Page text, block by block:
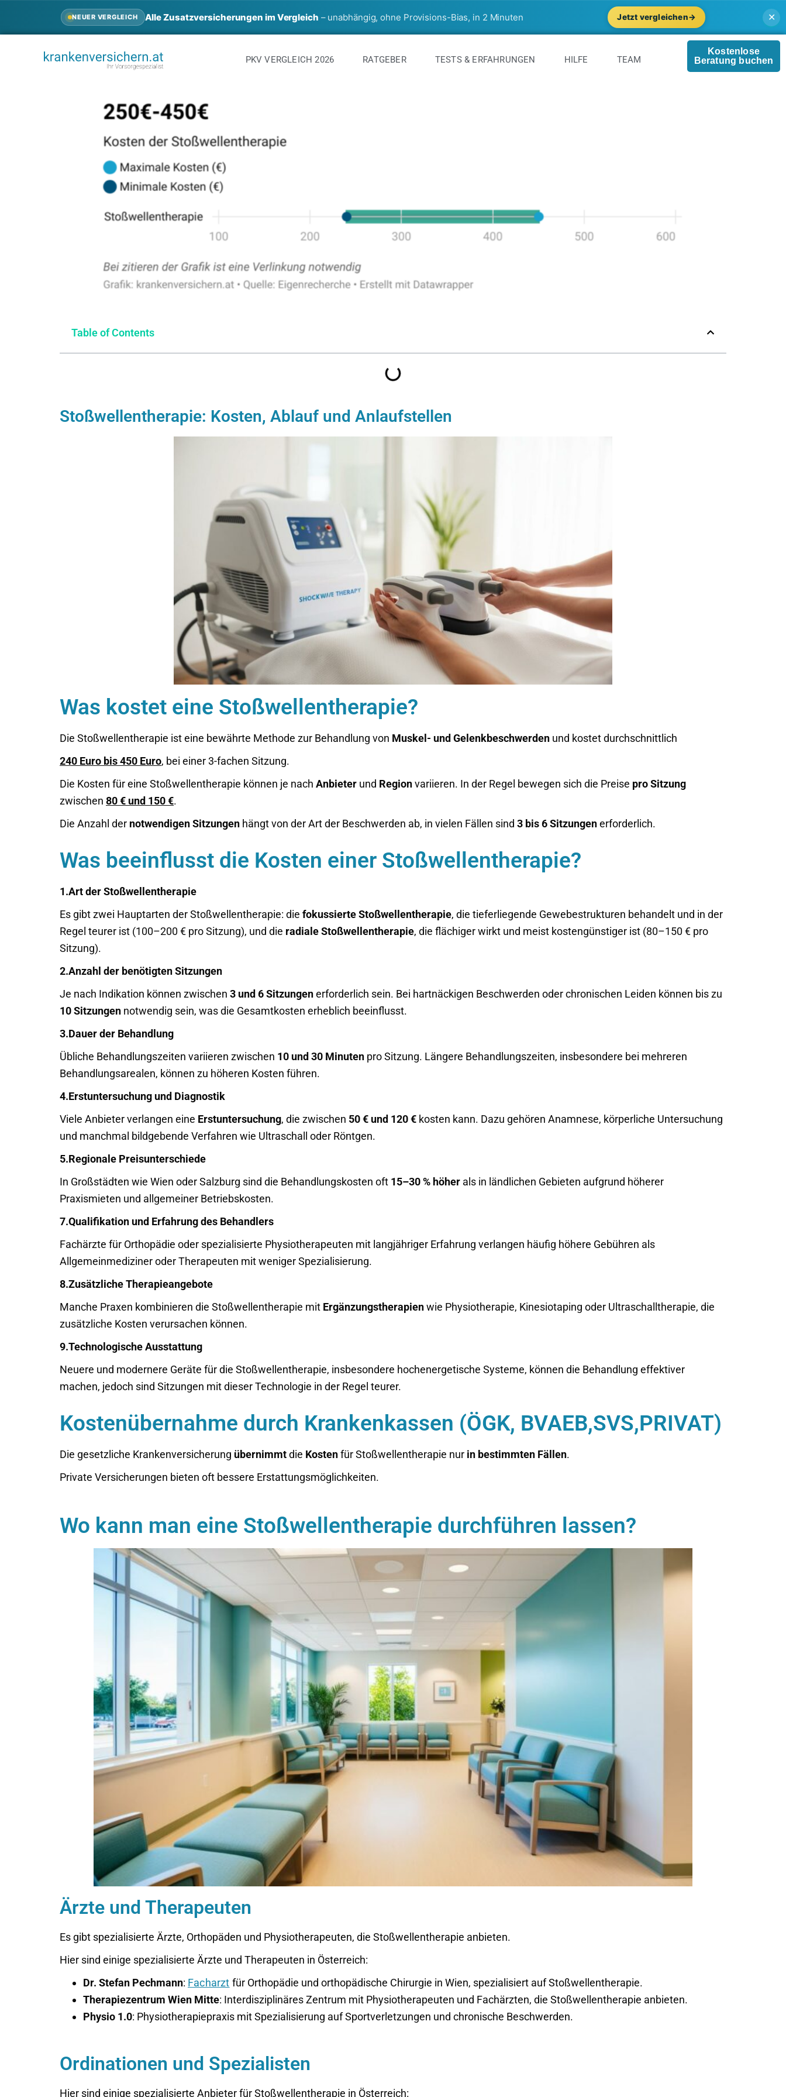
NEUER VERGLEICH Alle Zusatzversicherungen im Vergleich – unabhängig, ohne Provisions-Bias, in 2 Minuten Jetzt vergleichen→ ✕
Kostenlose
Beratung buchen
PKV VERGLEICH 2026 RATGEBER TESTS & ERFAHRUNGEN HILFE TEAM
Table of Contents
Stoßwellentherapie: Kosten, Ablauf und Anlaufstellen
Was kostet eine Stoßwellentherapie?
Die Stoßwellentherapie ist eine bewährte Methode zur Behandlung von Muskel- und Gelenkbeschwerden und kostet durchschnittlich
240 Euro bis 450 Euro, bei einer 3-fachen Sitzung.
Die Kosten für eine Stoßwellentherapie können je nach Anbieter und Regionvariieren. In der Regel bewegen sich die Preise pro Sitzung
zwischen 80 € und 150 €.
Die Anzahl der notwendigen Sitzungen hängt von der Art der Beschwerden ab, in vielen Fällen sind 3 bis 6 Sitzungenerforderlich.
Was beeinflusst die Kosten einer Stoßwellentherapie?
1.Art der Stoßwellentherapie
Es gibt zwei Hauptarten der Stoßwellentherapie: die fokussierte Stoßwellentherapie, die tieferliegende Gewebestrukturen behandelt und in der
Regel teurer ist (100–200 € pro Sitzung), und die radiale Stoßwellentherapie, die flächiger wirkt und meist kostengünstiger ist (80–150 € pro
Sitzung).
2.Anzahl der benötigten Sitzungen
Je nach Indikation können zwischen 3 und 6 Sitzungenerforderlich sein. Bei hartnäckigen Beschwerden oder chronischen Leiden können bis zu
10 Sitzungen notwendig sein, was die Gesamtkosten erheblich beeinflusst.
3.Dauer der Behandlung
Übliche Behandlungszeiten variieren zwischen 10 und 30 Minuten pro Sitzung. Längere Behandlungszeiten, insbesondere bei mehreren
Behandlungsarealen, können zu höheren Kosten führen.
4.Erstuntersuchung und Diagnostik
Viele Anbieter verlangen eine Erstuntersuchung, die zwischen 50 € und 120 € kosten kann. Dazu gehören Anamnese, körperliche Untersuchung
und manchmal bildgebende Verfahren wie Ultraschall oder Röntgen.
5.Regionale Preisunterschiede
In Großstädten wie Wien oder Salzburg sind die Behandlungskosten oft 15–30 % höher als in ländlichen Gebieten aufgrund höherer
Praxismieten und allgemeiner Betriebskosten.
7.Qualifikation und Erfahrung des Behandlers
Fachärzte für Orthopädie oder spezialisierte Physiotherapeuten mit langjähriger Erfahrung verlangen häufig höhere Gebühren als
Allgemeinmediziner oder Therapeuten mit weniger Spezialisierung.
8.Zusätzliche Therapieangebote
Manche Praxen kombinieren die Stoßwellentherapie mit Ergänzungstherapienwie Physiotherapie, Kinesiotaping oder Ultraschalltherapie, die
zusätzliche Kosten verursachen können.
9.Technologische Ausstattung
Neuere und modernere Geräte für die Stoßwellentherapie, insbesondere hochenergetische Systeme, können die Behandlung effektiver
machen, jedoch sind Sitzungen mit dieser Technologie in der Regel teurer.
Kostenübernahme durch Krankenkassen (ÖGK, BVAEB,SVS,PRIVAT)
Die gesetzliche Krankenversicherung übernimmtdie Kostenfür Stoßwellentherapie nur in bestimmten Fällen.
Private Versicherungen bieten oft bessere Erstattungsmöglichkeiten.
Wo kann man eine Stoßwellentherapie durchführen lassen?
Ärzte und Therapeuten
Es gibt spezialisierte Ärzte, Orthopäden und Physiotherapeuten, die Stoßwellentherapie anbieten.
Hier sind einige spezialisierte Ärzte und Therapeuten in Österreich:
Dr. Stefan Pechmann: Facharzt für Orthopädie und orthopädische Chirurgie in Wien, spezialisiert auf Stoßwellentherapie.
Therapiezentrum Wien Mitte: Interdisziplinäres Zentrum mit Physiotherapeuten und Fachärzten, die Stoßwellentherapie anbieten.
Physio 1.0: Physiotherapiepraxis mit Spezialisierung auf Sportverletzungen und chronische Beschwerden.
Ordinationen und Spezialisten
Hier sind einige spezialisierte Anbieter für Stoßwellentherapie in Österreich: